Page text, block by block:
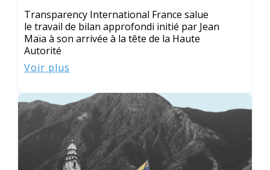
Transparency International France salue
le travail de bilan approfondi initié par Jean
Maïa à son arrivée à la tête de la Haute
Autorité
Voir plus